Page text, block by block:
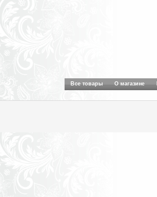
Все товары О магазине